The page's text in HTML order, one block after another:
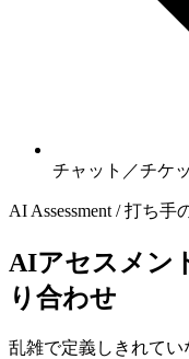
チャット／チケ
AI Assessment / 打ち手
AIアセスメン
り合わせ
乱雑で定義しきれて